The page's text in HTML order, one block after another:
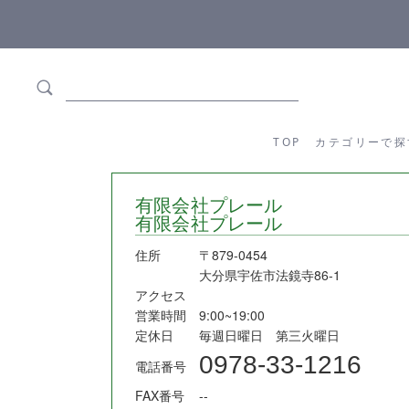
TOP カテゴリーで
有限会社プレール
有限会社プレール
住所
〒879-0454
大分県宇佐市法鏡寺86-1
アクセス
営業時間
9:00~19:00
定休日
毎週日曜日 第三火曜日
電話番号
0978-33-1216
FAX番号
--